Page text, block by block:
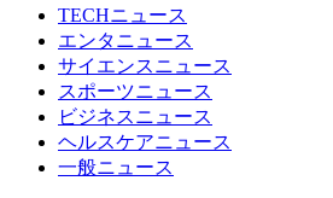
TECHニュース
エンタニュース
サイエンスニュース
スポーツニュース
ビジネスニュース
ヘルスケアニュース
一般ニュース